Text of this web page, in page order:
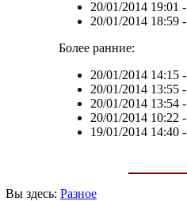
20/01/2014 19:01 -
20/01/2014 18:59-
Более ранние:
20/01/2014 14:15-
20/01/2014 13:55-
20/01/2014 13:54-
20/01/2014 10:22 -
19/01/2014 14:40-
Вы здесь: Разное